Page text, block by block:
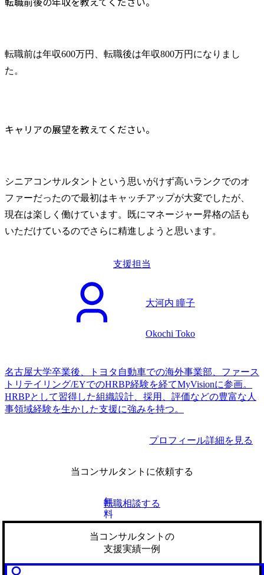
転職前は年収600万円、転職後は年収800万円になりまし
た。
キャリアの展望を教えてください。
シニアコンサルタントという思いがけず高いランクでのオ
ファーだったので最初はキャッチアップが大変でしたが、
現在は楽しく働けています。既にマネージャー昇格の話も
いただけているのでさらに精進しようと思います。
支援担当
大河内 瞳子
Okochi Toko
名古屋大学卒業後、トヨタ自動車での海外事業部、ファース
トリテイリング/EYでのHRBP経験を経てMyVisionに参画。
HRBPとして習得した組織設計、採用、評価などの豊富な人
事領域経験を生かした支援に強みを持つ。
プロフィール詳細を見る
当コンサルタントに依頼する
無
料
転職相談する
当コンサルタントの
支援実績一例